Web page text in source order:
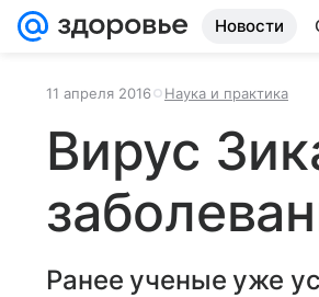
Новости
11 апреля 2016 Наука и практика
Вирус
Ранее ученые уже